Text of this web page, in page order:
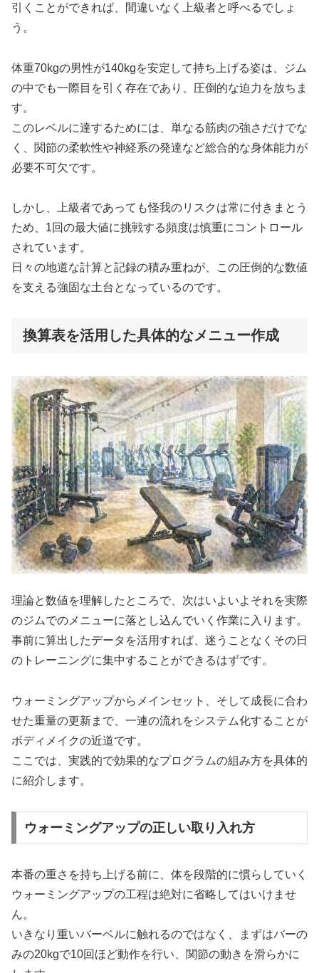
引くことができれば、間違いなく上級者と呼べるでしょ
う。
体重70kgの男性が140kgを安定して持ち上げる姿は、ジム
の中でも一際目を引く存在であり、圧倒的な迫力を放ちま
す。
このレベルに達するためには、単なる筋肉の強さだけでな
く、関節の柔軟性や神経系の発達など総合的な身体能力が
必要不可欠です。
しかし、上級者であっても怪我のリスクは常に付きまとう
ため、1回の最大値に挑戦する頻度は慎重にコントロール
されています。
日々の地道な計算と記録の積み重ねが、この圧倒的な数値
を支える強固な土台となっているのです。
換算表を活用した具体的なメニュー作成
理論と数値を理解したところで、次はいよいよそれを実際
のジムでのメニューに落とし込んでいく作業に入ります。
事前に算出したデータを活用すれば、迷うことなくその日
のトレーニングに集中することができるはずです。
ウォーミングアップからメインセット、そして成長に合わ
せた重量の更新まで、一連の流れをシステム化することが
ボディメイクの近道です。
ここでは、実践的で効果的なプログラムの組み方を具体的
に紹介します。
ウォーミングアップの正しい取り入れ方
本番の重さを持ち上げる前に、体を段階的に慣らしていく
ウォーミングアップの工程は絶対に省略してはいけませ
ん。
いきなり重いバーベルに触れるのではなく、まずはバーの
みの20kgで10回ほど動作を行い、関節の動きを滑らかに